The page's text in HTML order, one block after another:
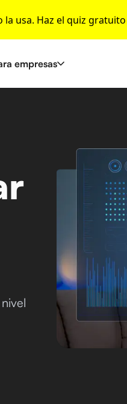
usa. Haz el quiz gratuito
empresas